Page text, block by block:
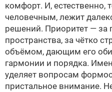
комфорт. И, естественно,
человечным, лежит
решений. Приоритет — за
пространства, за чётко
объёмом, дающим его
гармонии и порядка.
уделяет вопросам
пристальное внимание.